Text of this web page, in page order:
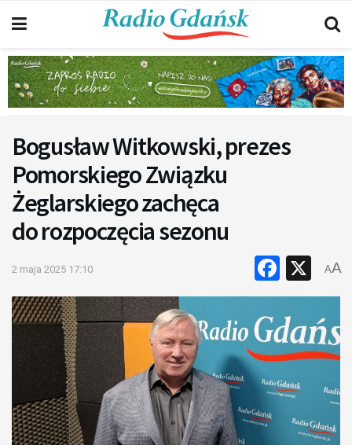
Bogusław Witkowski, prezes
Pomorskiego Związku
Żeglarskiego zachęca
do rozpoczęcia sezonu
2 maja 2025 17:10 X
AA